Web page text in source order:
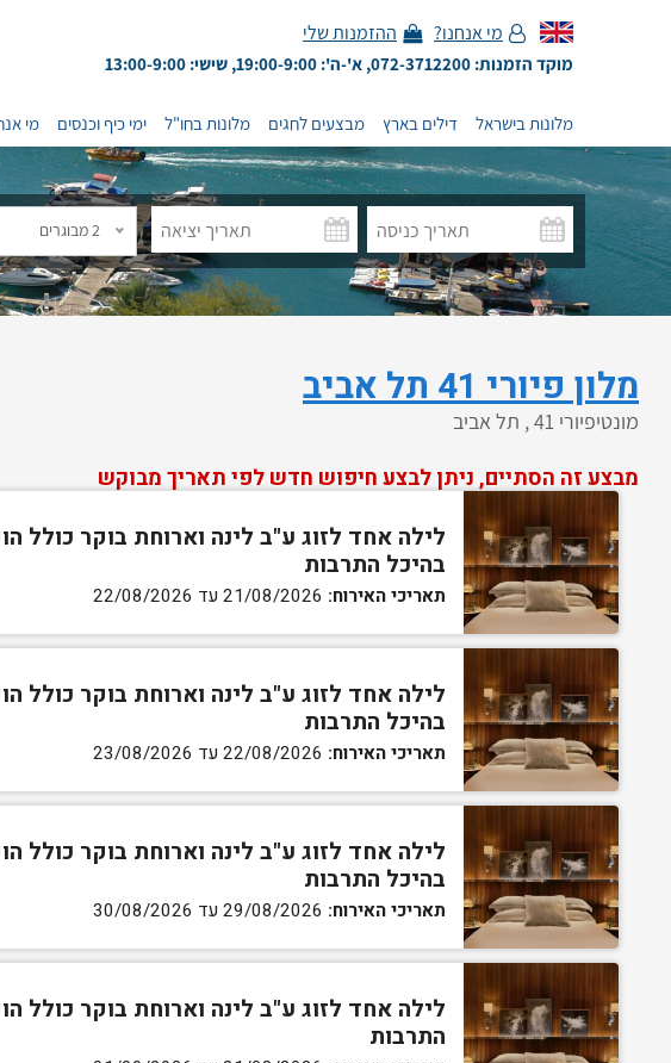
מי אנחנו? ההזמנות שלי
מוקד הזמנות: 072-3712200, א'-ה': 19:00-9:00, שישי: 13:00-9:00
מלונות בישראל דילים בארץ מבצעים לחגים מלונות בחו"ל ימי כיף וכנסים מי
2 מבוגרים
מלון פיורי 41 תל אביב
מונטיפיורי 41 , תל אביב
מבצע זה הסתיים, ניתן לבצע חיפוש חדש לפי תאריך מבוקש
לילה אחד לזוג ע"ב לינה וארוחת בוקר כולל
בהיכל התרבות
תאריכי האירוח:
לילה אחד לזוג ע"ב לינה וארוחת בוקר כולל
בהיכל התרבות
תאריכי האירוח:
לילה אחד לזוג ע"ב לינה וארוחת בוקר כולל
בהיכל התרבות
תאריכי האירוח:
לילה אחד לזוג ע"ב לינה וארוחת בוקר כולל
התרבות